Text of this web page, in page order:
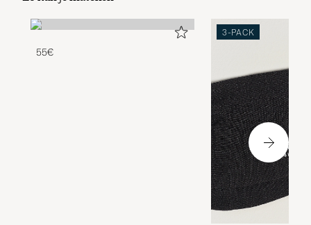
55€
3-PACK